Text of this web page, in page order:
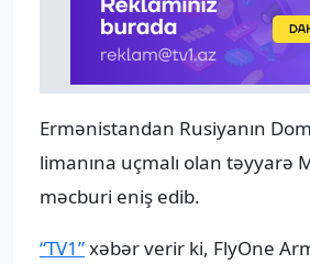
Ermənistandan Rusiyanın
limanına uçmalı olan təyyarə
məcburi eniş edib.
“TV1”xəbər verir ki, FlyOne